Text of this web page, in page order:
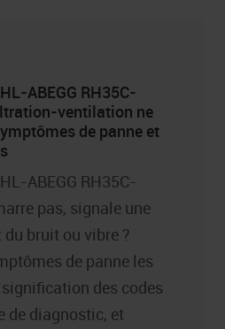
ABEGG RH35C-
ventilation ne
de panne et
ABEGG RH35C-
pas, signale une
du bruit ou vibre ?
de panne les
des codes
de diagnostic, et